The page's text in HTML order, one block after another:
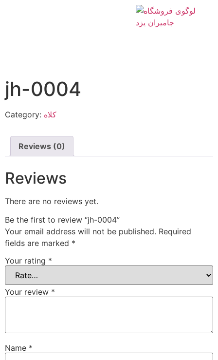
jh-0004
Category: کلاه
Reviews (0)
Reviews
There are no reviews yet.
Be the first to review “jh-0004”
Your email address will not be published. Required
fields are marked *
Your rating *
Your review *
Name *